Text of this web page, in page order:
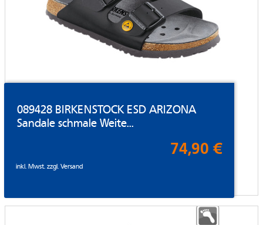
089428 BIRKENSTOCK ESD ARIZONA
Sandale schmale Weite...
74,90 €
inkl. Mwst. zzgl.Versand